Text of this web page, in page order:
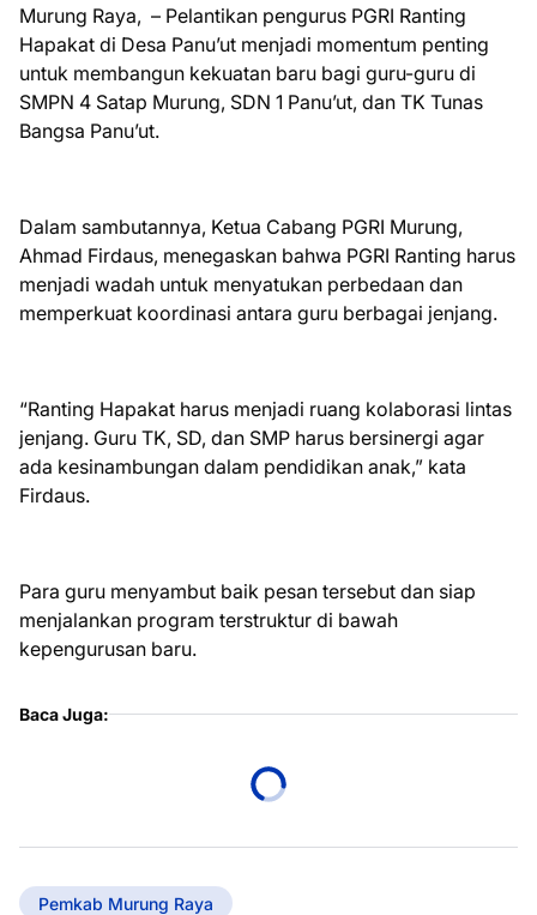
Murung Raya, – Pelantikan pengurus PGRI Ranting
Hapakat di Desa Panu’ut menjadi momentum penting
untuk membangun kekuatan baru bagi guru-guru di
SMPN 4 Satap Murung, SDN 1 Panu’ut, dan TK Tunas
Bangsa Panu’ut.
Dalam sambutannya, Ketua Cabang PGRI Murung,
Ahmad Firdaus, menegaskan bahwa PGRI Ranting harus
menjadi wadah untuk menyatukan perbedaan dan
memperkuat koordinasi antara guru berbagai jenjang.
“Ranting Hapakat harus menjadi ruang kolaborasi lintas
jenjang. Guru TK, SD, dan SMP harus bersinergi agar
ada kesinambungan dalam pendidikan anak,” kata
Firdaus.
Para guru menyambut baik pesan tersebut dan siap
menjalankan program terstruktur di bawah
kepengurusan baru.
Baca Juga:
Pemkab Murung Raya